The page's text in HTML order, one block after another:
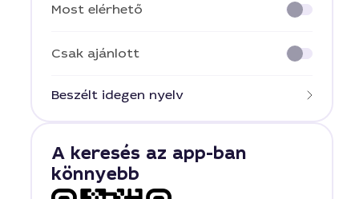
Most elérhető
Csak ajánlott
Beszélt idegen nyelv
A keresés az app-ban
könnyebb